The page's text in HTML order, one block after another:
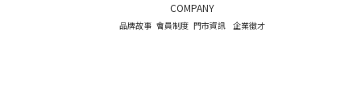
COMPANY
品牌故事 會員制度 門市資訊 企業徵才